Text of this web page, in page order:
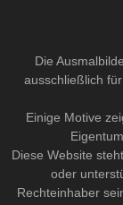
Die
ausschließlich
Einige Motive
Diese Website
oder
Rechteinhaber